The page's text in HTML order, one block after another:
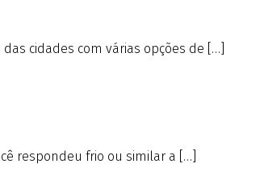
cidades com várias opções de […]
respondeu frio ou similar a […]